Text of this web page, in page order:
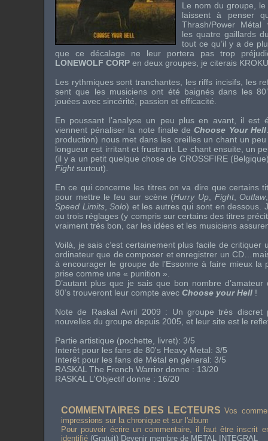
Le nom du groupe,
laissent à penser
Thrash/Power Métal
les quatre gaillards
tout ce qu’il y a de
que ce décalage ne leur portera pas trop
LONEWOLF CORP en deux groupes, je citerais
Les rythmiques sont tranchantes, les riffs incisifs, les
sent que les musiciens ont été baignés dans les
jouées avec sincérité, passion et efficacité.
En poussant l’analyse un peu plus en avant, il est
viennent pénaliser la note finale deChoose Your Hell
production) nous met dans les oreilles un chant un
longueur est irritant et frustrant. Le chant ensuite, un
(il y a un petit quelque chose de CROSSFIRE
Fightsurtout).
En ce qui concerne les titres on va dire que certains
pour mettre le feu sur scène (Hurry Up Fight, Outlaw
Speed Limits,Solo) et les autres qui sont en dessous.
ou trois réglages (y compris sur certains des titres
vraiment très bon, car les idées et les musiciens
Voilà, je sais c’est certainement plus facile de critiquer
ordinateur que de composer et enregistrer un
à encourager le groupe de l’Essonne à faire mieux la
prise comme une « punition ».
D’autant plus que je sais que bon nombre
80’s trouveront leur compte avec Choose your Hell !
Note de Raskal Avril 2009 : Un groupe très discret
nouvelles du groupe depuis 2005, et leur site est le
Partie artistique (pochette, livret): 3/5
Interêt pour les fans de 80's Heavy Metal: 3/5
Interêt pour les fans de Métal en géneral: 3/5
RASKAL The French Warrior donne : 13/20
RASKAL L'Objectif donne : 16/20
COMMENTAIRES DES LECTEURS Vos
impressions sur la chronique et sur l'album
Pour pouvoir écrire un commentaire, il faut être inscrit
identifié (Gratuit) Devenir membre de METAL INTEGRAL